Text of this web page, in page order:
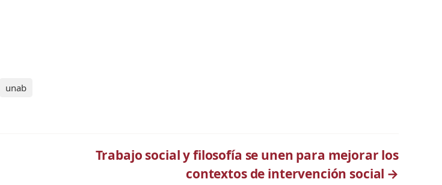
unab
Trabajo social y filosofía se unen para mejorar los
contextos de intervención social →